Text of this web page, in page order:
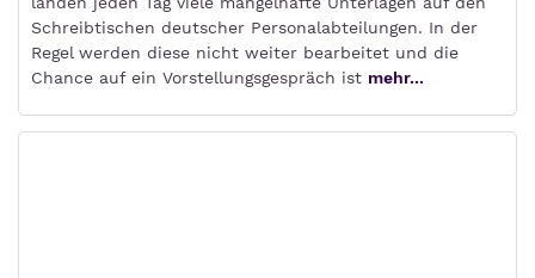
Schreibtischen deutscher Personalabteilungen. In der
Regel werden diese nicht weiter bearbeitet und die
Chance auf ein Vorstellungsgespräch ist mehr...